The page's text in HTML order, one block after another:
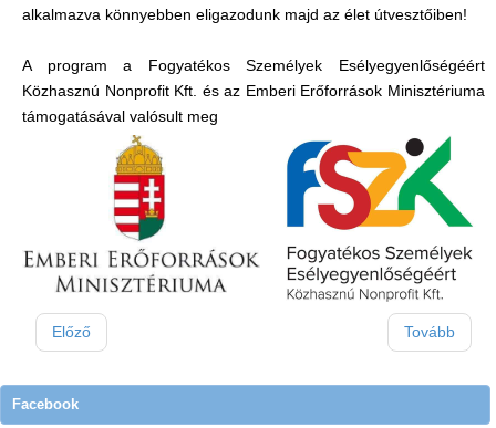
alkalmazva könnyebben eligazodunk majd az élet útvesztőiben!
A program a Fogyatékos Személyek Esélyegyenlőségéért
Közhasznú Nonprofit Kft. és az Emberi Erőforrások Minisztériuma
támogatásával valósult meg
Előző Tovább
Facebook